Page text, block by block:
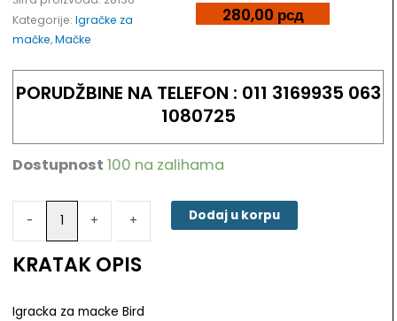
Kategorije: Igračke za
mačke,Mačke
280,00 рсд
PORUDŽBINE NA TELEFON : 011 3169935 063
1080725
Dostupnost 100 na zalihama
-
-
Igracka
macke
Bird
količina
+ + Dodaj u korpu
KRATAK OPIS
Igracka za macke Bird